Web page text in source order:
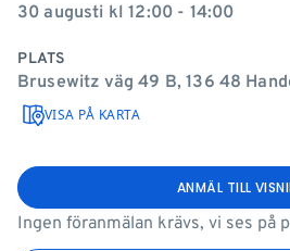
30 augusti kl 12:00 - 14:00
PLATS
Brusewitz väg 49 B, 136 48
VISA PÅ KARTA
ANMÄL TILL
Ingen föranmälan krävs, vi ses på